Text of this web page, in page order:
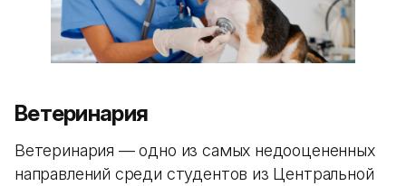
Ветеринария
Ветеринария — одно из самых недооцененных
направлений среди студентов из Центральной